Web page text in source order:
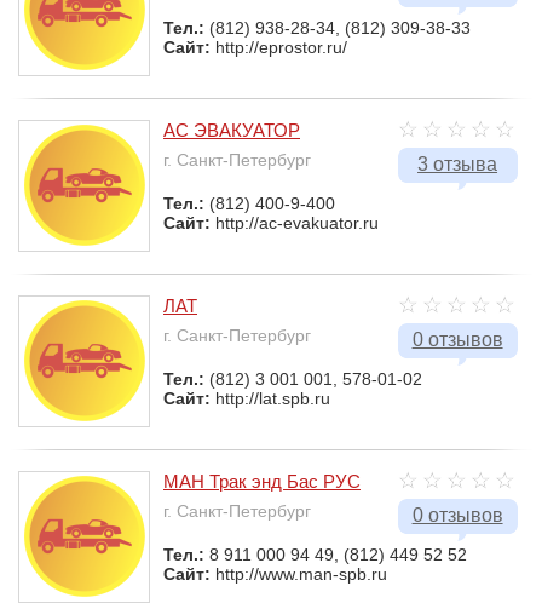
Тел.: (812) 938-28-34, (812) 309-38-33
Сайт: http://eprostor.ru/
3 отзыва
АС ЭВАКУАТОР
г. Санкт-Петербург
Тел.: (812) 400-9-400
Сайт: http://ac-evakuator.ru
0 отзывов
ЛАТ
г. Санкт-Петербург
Тел.: (812) 3 001 001, 578-01-02
Сайт: http://lat.spb.ru
0 отзывов
МАН Трак энд Бас РУС
г. Санкт-Петербург
Тел.: 8 911 000 94 49, (812) 449 52 52
Сайт: http://www.man-spb.ru